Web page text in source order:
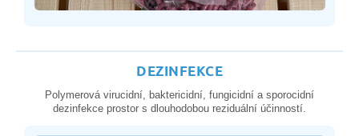
DEZINFEKCE
Polymerová virucidní, baktericidní, fungicidní a sporocidní
dezinfekce prostor s dlouhodobou reziduální účinností.